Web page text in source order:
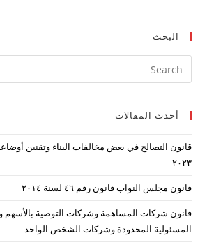
البحث
أحدث المقالات
۲۰۲۳
قانون مجلس النواب قانون رقم ٤٦ لسنة ٢٠١٤
قانون شركات المساهمة وشركات التوصية
المسئولية المحدودة وشركات الشخص الواحد